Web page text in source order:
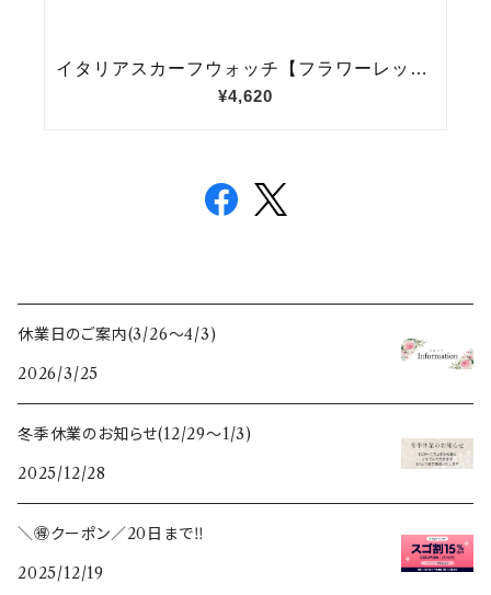
休業日のご案内(3/26〜4/3)
2026/3/25
冬季休業のお知らせ(12/29〜1/3)
2025/12/28
＼🉐クーポン／20日まで‼️
2025/12/19